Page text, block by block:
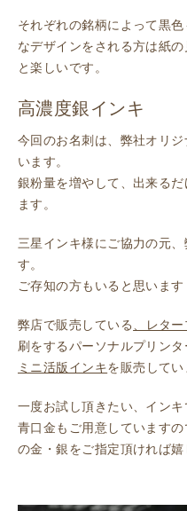
それぞれの銘柄によって黒
なデザインをされる方は紙
と楽しいです。
高濃度銀インキ
今回のお名刺は、弊社オリ
います。
銀粉量を増やして、出来る
ます。
三星インキ様にご協力の元
す。
ご存知の方もいると思います
弊店で販売している、レター
刷をするパーソナルプリン
ミニ活版インキを販売してい
一度お試し頂きたい、イン
青口金もご用意しています
の金・銀をご指定頂ければ嬉